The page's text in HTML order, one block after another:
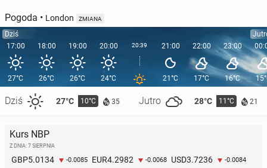
Pogoda • London ZMIANA
Dziś
17:00
27°C
Dziś 27°C 10°C 35 Jutro 28°C 11°C 21
18:00
26°C
19:00
26°C
20:00
24°C
20:39 21:00
21°C
22:00
17°C
23:00
16°C
Kurs NBP
Z DNIA: 7 SIERPNIA
GBP5.0134 -0.0085 EUR4.2982 -0.0068 USD3.7236 -0.0084